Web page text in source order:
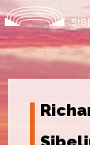
Skip
to
content